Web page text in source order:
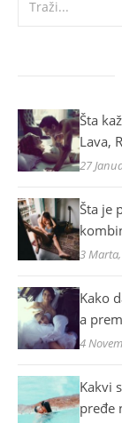
Šta
Lava,
27
Šta je
3
Kako
a
4
Kakvi
pređe